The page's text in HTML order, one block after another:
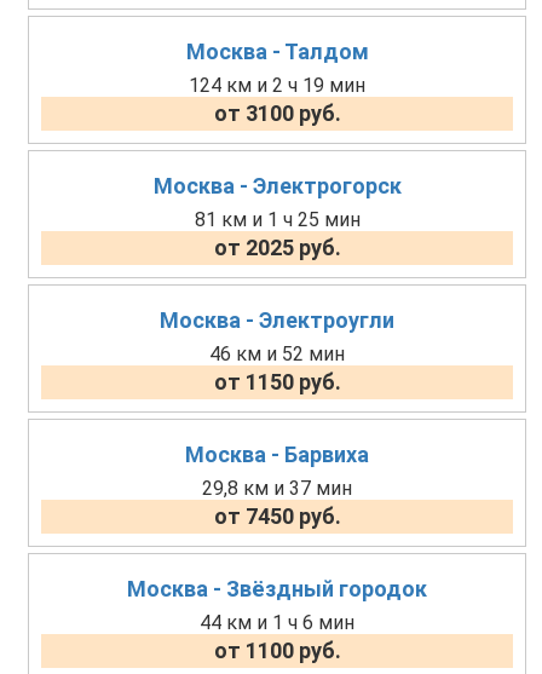
Москва - Талдом
124 км и 2 ч 19 мин
от 3100 руб.
Москва - Электрогорск
81 км и 1 ч 25 мин
от 2025 руб.
Москва - Электроугли
46 км и 52 мин
от 1150 руб.
Москва - Барвиха
29,8 км и 37 мин
от 7450 руб.
Москва - Звёздный городок
44 км и 1 ч 6 мин
от 1100 руб.